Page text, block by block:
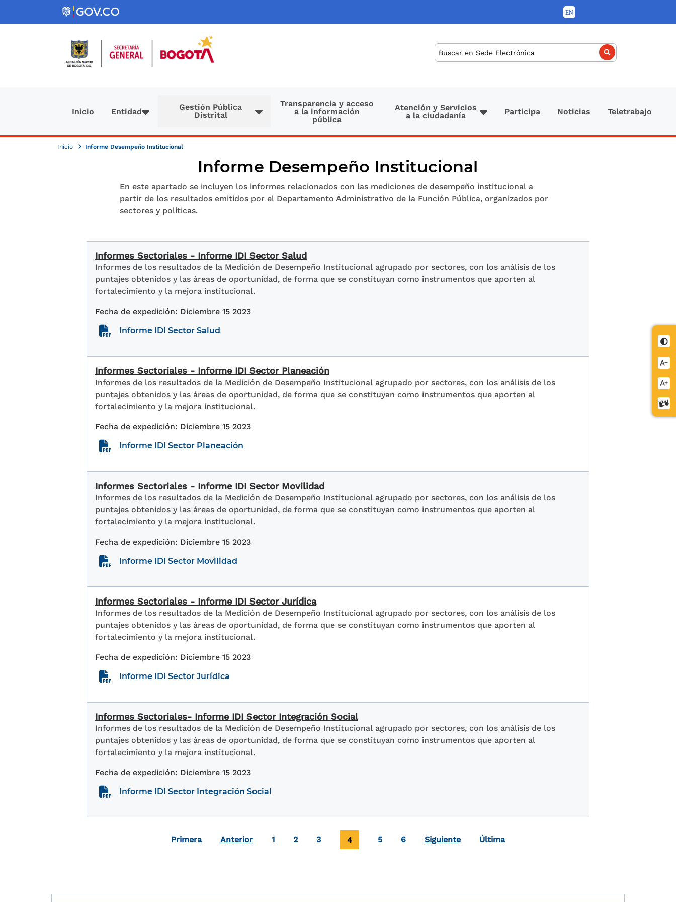
Pasar al contenido principal
de
Buscar
Inicio Entidad
Gestión Pública
Distrital
Transparencia y acceso
a la información
pública
Atención y Servicios
a la ciudadanía
Participa Noticias Teletrabajo
Inicio Informe Desempeño Institucional
Informe Desempeño Institucional
En este apartado se incluyen los informes relacionados con las mediciones de desempeño institucional a
partir de los resultados emitidos por el Departamento Administrativo de la Función Pública, organizados por
sectores y políticas.
Informes Sectoriales - Informe IDI Sector Salud
Informes de los resultados de la Medición de Desempeño Institucional agrupado por sectores, con los análisis de los
puntajes obtenidos y las áreas de oportunidad, de forma que se constituyan como instrumentos que aporten al
fortalecimiento y la mejora institucional.
Diciembre 15 2023
Informe IDI Sector Salud
Informes Sectoriales - Informe IDI Sector Planeación
Informes de los resultados de la Medición de Desempeño Institucional agrupado por sectores, con los análisis de los
puntajes obtenidos y las áreas de oportunidad, de forma que se constituyan como instrumentos que aporten al
fortalecimiento y la mejora institucional.
Diciembre 15 2023
Informe IDI Sector Planeación
Informes Sectoriales - Informe IDI Sector Movilidad
Informes de los resultados de la Medición de Desempeño Institucional agrupado por sectores, con los análisis de los
puntajes obtenidos y las áreas de oportunidad, de forma que se constituyan como instrumentos que aporten al
fortalecimiento y la mejora institucional.
Diciembre 15 2023
Informe IDI Sector Movilidad
Informes Sectoriales - Informe IDI Sector Jurídica
Informes de los resultados de la Medición de Desempeño Institucional agrupado por sectores, con los análisis de los
puntajes obtenidos y las áreas de oportunidad, de forma que se constituyan como instrumentos que aporten al
fortalecimiento y la mejora institucional.
Diciembre 15 2023
Informe IDI Sector Jurídica
Informes Sectoriales- Informe IDI Sector Integración Social
Informes de los resultados de la Medición de Desempeño Institucional agrupado por sectores, con los análisis de los
puntajes obtenidos y las áreas de oportunidad, de forma que se constituyan como instrumentos que aporten al
fortalecimiento y la mejora institucional.
Diciembre 15 2023
Informe IDI Sector Integración Social
Primera página
Primera Anterior Page
1 Page
2 Page
3 Página actual
4 Page
5 Page
6 Siguiente Última página
Última